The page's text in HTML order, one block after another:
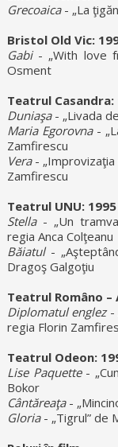
Grecoaica- „La
Bristol Old Vic:
Gabi- „With love
Osment
Teatrul Casandra:
Duniaşa - „Livada
Maria Egorovna-
Zamfirescu
Vera - „Improvizaţia
Zamfirescu
Teatrul UNU:
Stella - „Un
regia Anca Colţeanu
Băiatul -
Dragoş Galgoţiu
Teatrul Româno –
Diplomatul englez-
regia Florin
Teatrul Odeon:
Lise Paquette-
Bokor
Cântăreaţa -
Gloria- „Tigrul” de